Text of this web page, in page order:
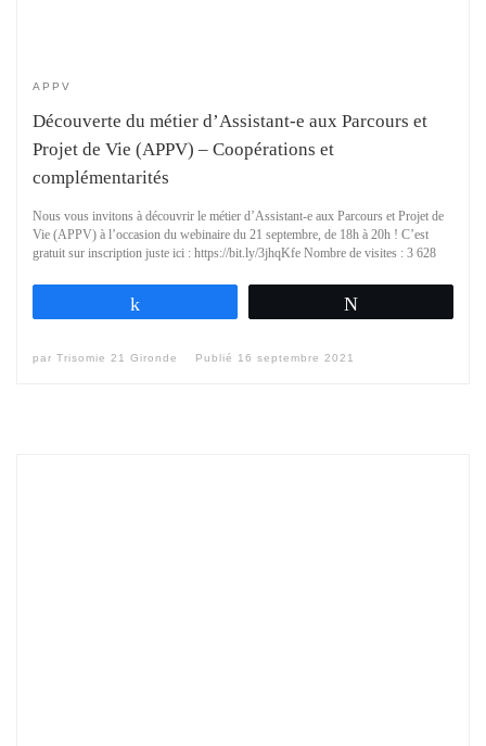
APPV
Découverte du métier d’Assistant-e aux Parcours et
Projet de Vie (APPV) – Coopérations et
complémentarités
Nous vous invitons à découvrir le métier d’Assistant-e aux Parcours et Projet de
Vie (APPV) à l’occasion du webinaire du 21 septembre, de 18h à 20h ! C’est
gratuit sur inscription juste ici : https://bit.ly/3jhqKfe Nombre de visites : 3 628
par Trisomie 21 Gironde Publié 16 septembre 2021